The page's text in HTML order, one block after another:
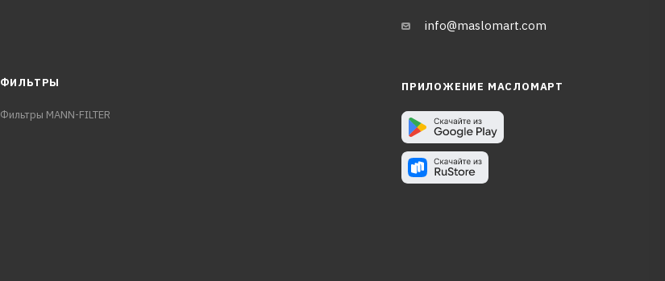
info@maslomart.com
ФИЛЬТРЫ
Фильтры MANN-FILTER
ПРИЛОЖЕНИЕ МАСЛОМАРТ